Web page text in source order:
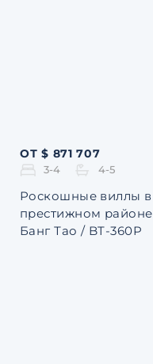
ОТ $ 871 707
3-4 4-5
Роскошные виллы в
престижном районе
Банг Тао / BT-360P